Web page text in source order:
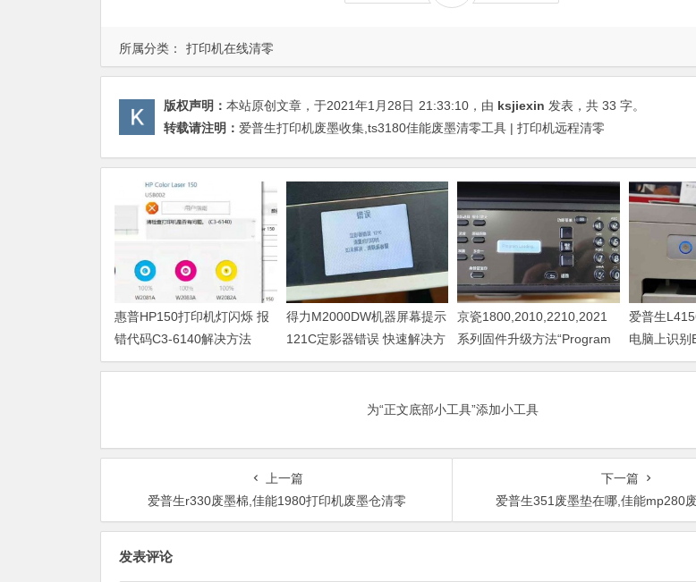
所属分类： 打印机在线清零
版权声明： 本站原创文章，于2021年1月28日 21:33:10 ，由 ksjiexin 发表，共 33 字。
转载请注明： 爱普生打印机废墨收集,ts3180佳能废墨清零工具 | 打印机远程清零
惠普HP150打印机灯闪烁 报
错代码C3-6140解决方法
得力M2000DW机器屏幕提示
121C定影器错误 快速解决方
法
京瓷1800,2010,2210,2021
系列固件升级方法“Program
Loading或者卡LOGO
爱普生
电脑上识别
固件快速解
为“正文底部小工具”添加小工具
上一篇
爱普生r330废墨棉,佳能1980打印机废墨仓清零
下一篇
爱普生351废墨垫在哪,佳能mp280
发表评论